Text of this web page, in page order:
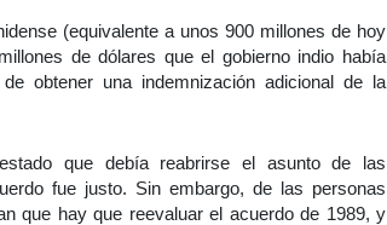
(equivalente a unos 900 millones de hoy
de dólares que el gobierno indio había
obtener una indemnización adicional de la
que debía reabrirse el asunto de las
fue justo. Sin embargo, de las personas
que hay que reevaluar el acuerdo de 1989, y